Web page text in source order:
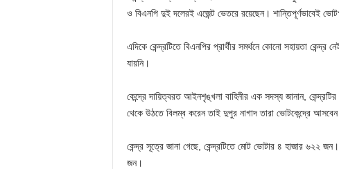
ও বিএনপি দুই দলেরই এজেন্ট ভেতরে রয়েছেন। শান্তিপূর্ণভাবেই
এদিকে কেন্দ্রটিতে বিএনপির প্রার্থীর সমর্থনে কোনো সহায়তা
যায়নি।
কেন্দ্রে দায়িত্বরত আইনশৃঙ্খলা বাহিনীর এক সদস্য জানান,
থেকে উঠতে বিলম্ব করেন তাই দুপুর নাগাদ তারা ভোটকেন্দ্রে
কেন্দ্র সূত্রে জানা গেছে, কেন্দ্রটিতে মোট ভোটার ৪ হাজার ৬২২
জন।